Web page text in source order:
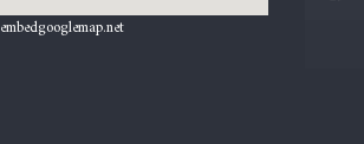
embedgooglemap.net